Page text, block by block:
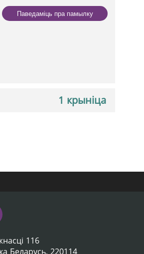
Паведаміць пра памылку
1 крыніца
116
Беларусь, 220114